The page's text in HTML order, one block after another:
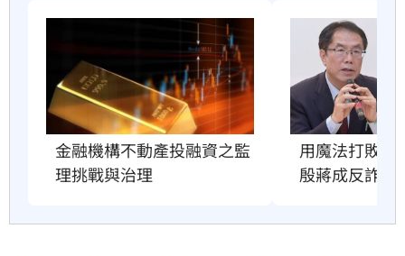
金融機構不動產投融資之監
理挑戰與治理
用魔法打敗魔
殷蔣成反詐教